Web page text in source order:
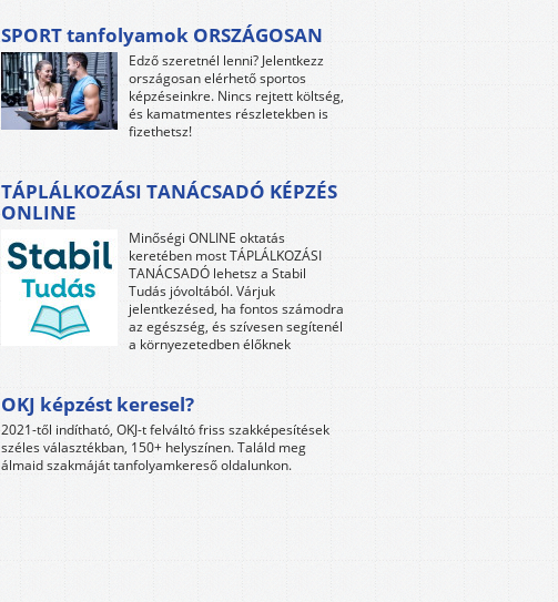
SPORT tanfolyamok ORSZÁGOSAN
Edző szeretnél lenni? Jelentkezz
országosan elérhető sportos
képzéseinkre. Nincs rejtett költség,
és kamatmentes részletekben is
fizethetsz!
TÁPLÁLKOZÁSI TANÁCSADÓ KÉPZÉS
ONLINE
Minőségi ONLINE oktatás
keretében most TÁPLÁLKOZÁSI
TANÁCSADÓ lehetsz a Stabil
Tudás jóvoltából. Várjuk
jelentkezésed, ha fontos számodra
az egészség, és szívesen segítenél
a környezetedben élőknek
OKJ képzést keresel?
2021-től indítható, OKJ-t felváltó friss szakképesítések
széles választékban, 150+ helyszínen. Találd meg
álmaid szakmáját tanfolyamkereső oldalunkon.